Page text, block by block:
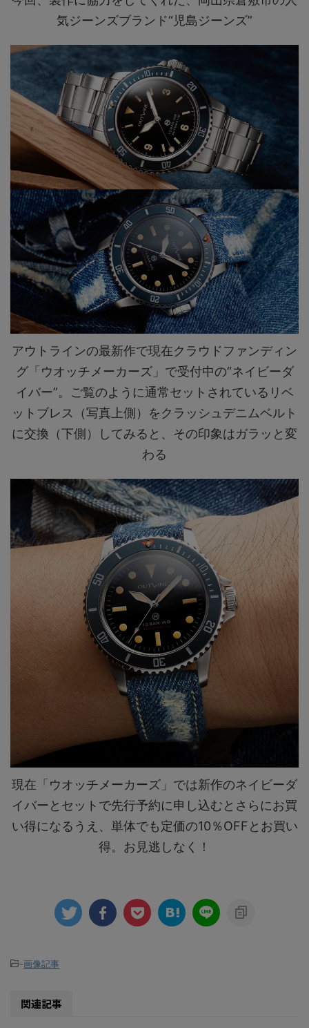
気ジーンズブランド“児島ジーンズ”
アウトラインの最新作で現在クラウドファンディン
グ「ウオッチメーカーズ」で受付中の“ネイビーダ
イバー”。ご覧のように通常セットされているリベ
ットブレス（写真上側）をクラッシュデニムベルト
に交換（下側）してみると、その印象はガラッと変
わる
現在「ウオッチメーカーズ」では新作のネイビーダ
イバーとセットで先行予約に申し込むとさらにお買
い得になるうえ、単体でも定価の10％OFFとお買い
得。お見逃しなく！
-画像記事
関連記事